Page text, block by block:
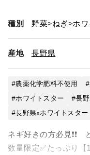
種別 野菜 ねぎ ホ
産地 長野県
農薬化学肥料不使用
ホワイトスター
長
長野県xホワイトスター
ネギ好きの方必見❗❗
数量限定✅たっぷり【